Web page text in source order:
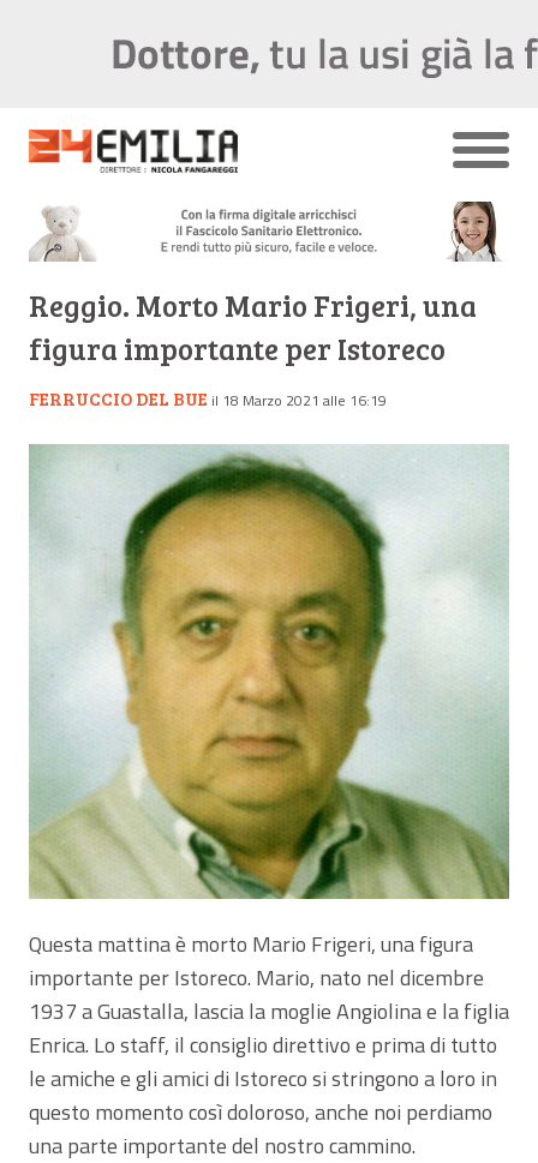
Reggio. Morto Mario Frigeri, una
figura importante per Istoreco
FERRUCCIO DEL BUE il 18 Marzo 2021 alle 16:19
Questa mattina è morto Mario Frigeri, una figura
importante per Istoreco. Mario, nato nel dicembre
1937 a Guastalla, lascia la moglie Angiolina e la figlia
Enrica. Lo staff, il consiglio direttivo e prima di tutto
le amiche e gli amici di Istoreco si stringono a loro in
questo momento così doloroso, anche noi perdiamo
una parte importante del nostro cammino.